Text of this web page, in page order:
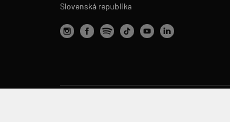
Slovenská republika